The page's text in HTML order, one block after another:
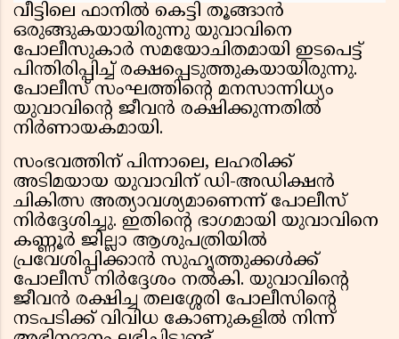
വീട്ടിലെ ഫാനിൽ കെട്ടി തൂങ്ങാൻ
ഒരുങ്ങുകയായിരുന്നു യുവാവിനെ
പോലീസുകാർ സമയോചിതമായി ഇടപെട്ട്
പിന്തിരിപ്പിച്ച് രക്ഷപ്പെടുത്തുകയായിരുന്നു.
പോലീസ് സംഘത്തിന്റെ മനസാന്നിധ്യം
യുവാവിന്റെ ജീവൻ രക്ഷിക്കുന്നതിൽ
നിർണായകമായി.
സംഭവത്തിന് പിന്നാലെ, ലഹരിക്ക്
അടിമയായ യുവാവിന് ഡി-അഡിക്ഷൻ
ചികിത്സ അത്യാവശ്യമാണെന്ന് പോലീസ്
നിർദ്ദേശിച്ചു. ഇതിന്റെ ഭാഗമായി യുവാവിനെ
കണ്ണൂർ ജില്ലാ ആശുപത്രിയിൽ
പ്രവേശിപ്പിക്കാൻ സുഹൃത്തുക്കൾക്ക്
പോലീസ് നിർദ്ദേശം നൽകി. യുവാവിന്റെ
ജീവൻ രക്ഷിച്ച തലശ്ശേരി പോലീസിന്റെ
നടപടിക്ക് വിവിധ കോണുകളിൽ നിന്ന്